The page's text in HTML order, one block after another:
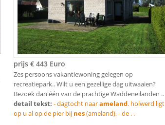
prijs € 443 Euro
Zes persoons vakantiewoning gelegen op
recreatiepark.. Wilt u een gezellige dag uitwaaien?
Bezoek dan één van de prachtige Waddeneilanden ..
detail tekst: - dagtocht naarameland. holwerd ligt
op u al op de pier bij nes(ameland), - de . .